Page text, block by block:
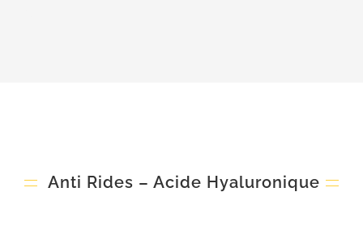
Anti Rides – Acide Hyaluronique